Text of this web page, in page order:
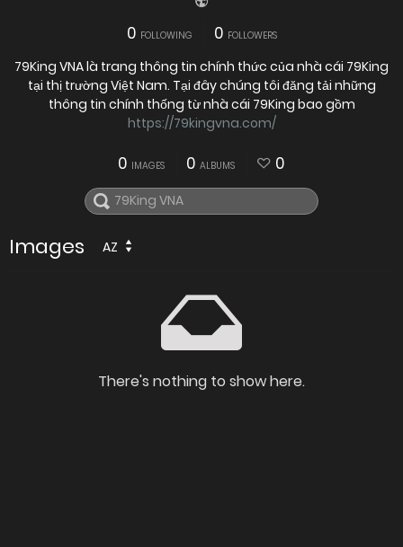
0 FOLLOWING 0 FOLLOWERS
79King VNA là trang thông tin chính thức của nhà cái 79King
tại thị trường Việt Nam. Tại đây chúng tôi đăng tải những
thông tin chính thống từ nhà cái 79King bao gồm
https://79kingvna.com/
0 IMAGES 0 ALBUMS 0
Images AZ
There's nothing to show here.